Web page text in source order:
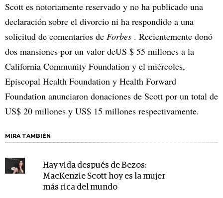
Scott es notoriamente reservado y no ha publicado una
declaración sobre el divorcio ni ha respondido a una
solicitud de comentarios de Forbes . Recientemente donó
dos mansiones por un valor deUS $ 55 millones a la
California Community Foundation y el miércoles,
Episcopal Health Foundation y Health Forward
Foundation anunciaron donaciones de Scott por un total de
US$ 20 millones y US$ 15 millones respectivamente.
MIRA TAMBIÉN
Hay vida después de Bezos:
MacKenzie Scott hoy es la mujer
más rica del mundo